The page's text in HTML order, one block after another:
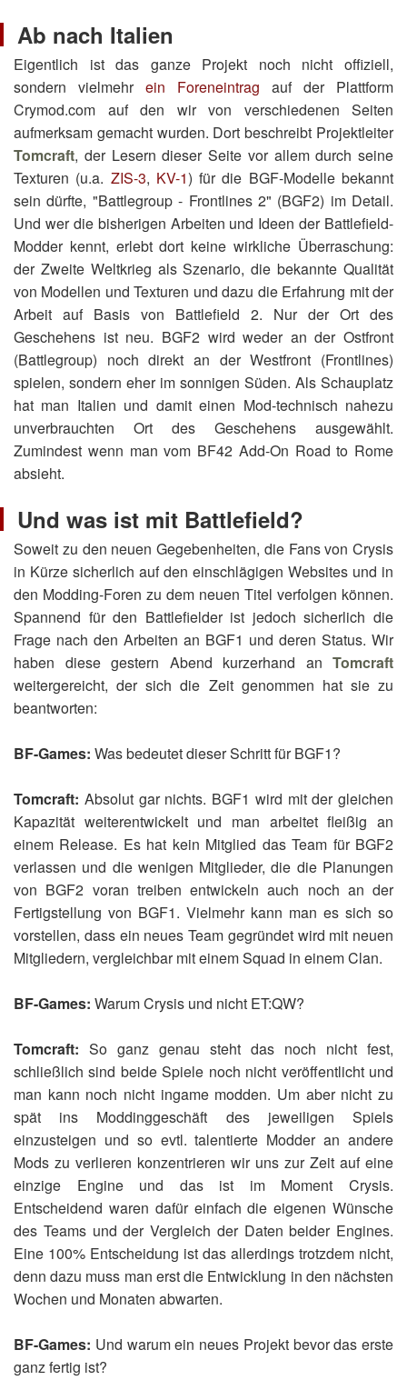
Ab nach Italien
Eigentlich ist das ganze Projekt noch nicht offiziell,
sondern vielmehr ein Foreneintrag auf der Plattform
Crymod.com auf den wir von verschiedenen Seiten
aufmerksam gemacht wurden. Dort beschreibt Projektleiter
Tomcraft, der Lesern dieser Seite vor allem durch seine
Texturen (u.a. ZIS-3, KV-1) für die BGF-Modelle bekannt
sein dürfte, "Battlegroup - Frontlines 2" (BGF2) im Detail.
Und wer die bisherigen Arbeiten und Ideen der Battlefield-
Modder kennt, erlebt dort keine wirkliche Überraschung:
der Zweite Weltkrieg als Szenario, die bekannte Qualität
von Modellen und Texturen und dazu die Erfahrung mit der
Arbeit auf Basis von Battlefield 2. Nur der Ort des
Geschehens ist neu. BGF2 wird weder an der Ostfront
(Battlegroup) noch direkt an der Westfront (Frontlines)
spielen, sondern eher im sonnigen Süden. Als Schauplatz
hat man Italien und damit einen Mod-technisch nahezu
unverbrauchten Ort des Geschehens ausgewählt.
Zumindest wenn man vom BF42 Add-On Road to Rome
absieht.
Und was ist mit Battlefield?
Soweit zu den neuen Gegebenheiten, die Fans von Crysis
in Kürze sicherlich auf den einschlägigen Websites und in
den Modding-Foren zu dem neuen Titel verfolgen können.
Spannend für den Battlefielder ist jedoch sicherlich die
Frage nach den Arbeiten an BGF1 und deren Status. Wir
haben diese gestern Abend kurzerhand an Tomcraft
weitergereicht, der sich die Zeit genommen hat sie zu
beantworten:
BF-Games: Was bedeutet dieser Schritt für BGF1?
Tomcraft: Absolut gar nichts. BGF1 wird mit der gleichen
Kapazität weiterentwickelt und man arbeitet fleißig an
einem Release. Es hat kein Mitglied das Team für BGF2
verlassen und die wenigen Mitglieder, die die Planungen
von BGF2 voran treiben entwickeln auch noch an der
Fertigstellung von BGF1. Vielmehr kann man es sich so
vorstellen, dass ein neues Team gegründet wird mit neuen
Mitgliedern, vergleichbar mit einem Squad in einem Clan.
BF-Games: Warum Crysis und nicht ET:QW?
Tomcraft: So ganz genau steht das noch nicht fest,
schließlich sind beide Spiele noch nicht veröffentlicht und
man kann noch nicht ingame modden. Um aber nicht zu
spät ins Moddinggeschäft des jeweiligen Spiels
einzusteigen und so evtl. talentierte Modder an andere
Mods zu verlieren konzentrieren wir uns zur Zeit auf eine
einzige Engine und das ist im Moment Crysis.
Entscheidend waren dafür einfach die eigenen Wünsche
des Teams und der Vergleich der Daten beider Engines.
Eine 100% Entscheidung ist das allerdings trotzdem nicht,
denn dazu muss man erst die Entwicklung in den nächsten
Wochen und Monaten abwarten.
BF-Games: Und warum ein neues Projekt bevor das erste
ganz fertig ist?